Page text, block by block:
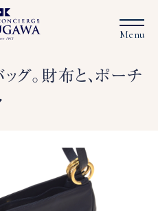
グ。財布と、ポーチ